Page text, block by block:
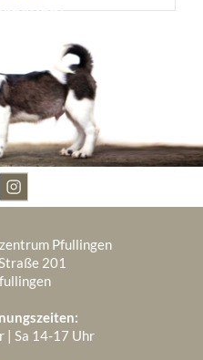
Pfullingen
201
| Sa 14-17 Uhr